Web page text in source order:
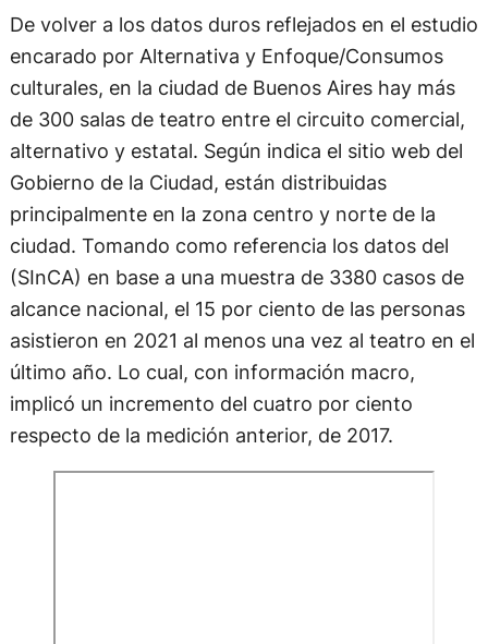
De volver a los datos duros reflejados en el estudio
encarado por Alternativa y Enfoque/Consumos
culturales, en la ciudad de Buenos Aires hay más
de 300 salas de teatro entre el circuito comercial,
alternativo y estatal. Según indica el sitio web del
Gobierno de la Ciudad, están distribuidas
principalmente en la zona centro y norte de la
ciudad. Tomando como referencia los datos del
(SInCA) en base a una muestra de 3380 casos de
alcance nacional, el 15 por ciento de las personas
asistieron en 2021 al menos una vez al teatro en el
último año. Lo cual, con información macro,
implicó un incremento del cuatro por ciento
respecto de la medición anterior, de 2017.